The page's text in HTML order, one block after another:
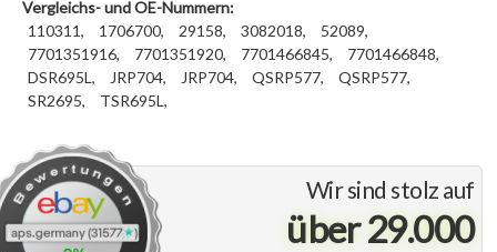
Wir sind stolz auf
über 29.000
Vergleichs- und OE-Nummern:
110311,
1706700, 29158, 3082018,
52089,
7701351916,
7701351920, 7701466845,
7701466848,
DSR695L,
JRP704, JRP704, QSRP577,
QSRP577,
SR2695,
TSR695L,